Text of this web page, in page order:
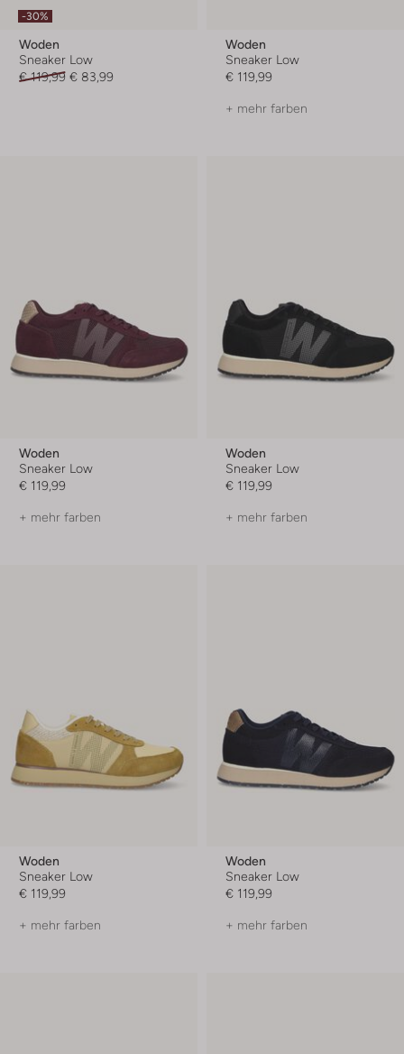
-30%
Woden
Sneaker Low
€ 119,99 € 83,99
Woden
Sneaker Low
€ 119,99
+ mehr farben
Woden
Sneaker Low
€ 119,99
+ mehr farben
Woden
Sneaker Low
€ 119,99
+ mehr farben
Woden
Sneaker Low
€ 119,99
+ mehr farben
Woden
Sneaker Low
€ 119,99
+ mehr farben